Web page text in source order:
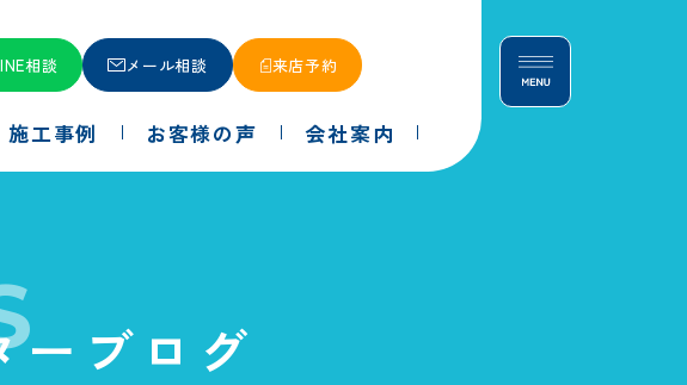
相談 メール相談 来店予約
施工事例 お客様の声 会社案内
ーブログ